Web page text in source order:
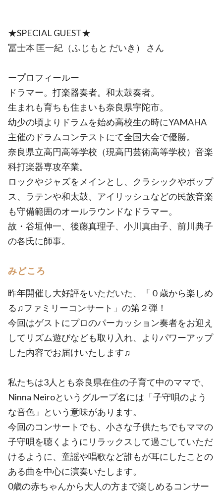
★SPECIAL GUEST★
冨士本 匡一紀（ふじもと だいき） さん
ープロフィールー
ドラマー。打楽器奏者。和太鼓奏者。
生まれも育ちも住まいも奈良県宇陀市。
幼少の頃よりドラムを始め高校生の時にYAMAHA
主催のドラムコンテストにて全国大会で優勝。
奈良県立高円高等学校（現高円芸術高等学校）音楽
科打楽器専攻卒業。
ロックやジャズをメインとし、クラシックやポップ
ス、ラテンや和太鼓、アイリッシュなどの民族音楽
も守備範囲のオールラウンドなドラマー。
故・谷垣伸一、後藤真理子、小川真由子、前川典子
の各氏に師事。
みどころ
昨年開催し大好評をいただいた、「０歳から楽しめ
る♫ファミリーコンサート」の第２弾！
今回はゲストにプロのパーカッション奏者をお迎え
してリズム遊びなども取り入れ、よりパワーアップ
した内容でお届けいたします♫
私たちは3人とも奈良県在住の子育て中のママで、
Ninna Neiroというグループ名には「子守唄のよう
な音色」という意味があります。
今回のコンサートでも、小さな子供たちでもママの
子守唄を聴くようにリラックスして過ごしていただ
けるように、童謡や唱歌など誰もが耳にしたことの
ある曲を中心に演奏いたします。
0歳の赤ちゃんから大人の方まで楽しめるコンサー